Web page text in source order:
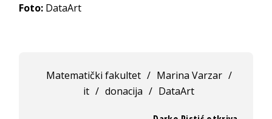
Foto: DataArt
Matematički fakultet / Marina Varzar /
it / donacija / DataArt